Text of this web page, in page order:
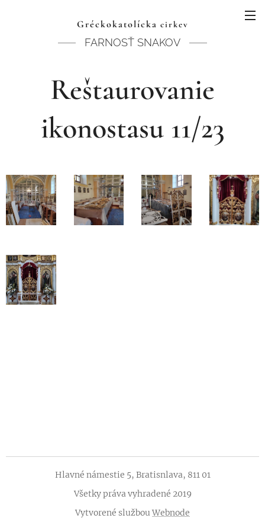
Gréckokatolícka cirkev
FARNOSŤ SNAKOV
Reštaurovanie
ikonostasu 11/23
Hlavné námestie 5, Bratisnlava, 811 01
Všetky práva vyhradené 2019
Vytvorené službouWebnode